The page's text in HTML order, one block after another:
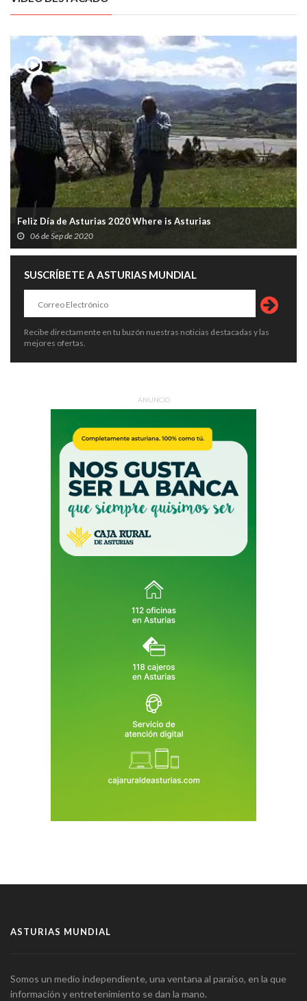
Feliz Día de Asturias 2020 Where is Asturias
06 de Sep de 2020
SUSCRÍBETE A ASTURIAS MUNDIAL
Recibe directamente en tu buzón nuestras noticias destacadas y las
mejores ofertas.
ANUNCIO
ASTURIAS MUNDIAL
Somos un medio independiente, una ventana al paraíso, en la que
información y entretenimiento se dan la mano.